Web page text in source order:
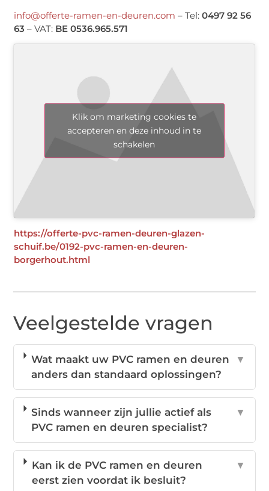
info@offerte-ramen-en-deuren.com – Tel:0497 92 56
63 – VAT: BE 0536.965.571
Klik om marketing cookies te
accepteren en deze inhoud in te
schakelen
https://offerte-pvc-ramen-deuren-glazen-
schuif.be/0192-pvc-ramen-en-deuren-
borgerhout.html
Veelgestelde vragen
Wat maakt uw PVC ramen en deuren
anders dan standaard oplossingen?
▼
Sinds wanneer zijn jullie actief als
PVC ramen en deuren specialist?
▼
Kan ik de PVC ramen en deuren
eerst zien voordat ik besluit?
▼